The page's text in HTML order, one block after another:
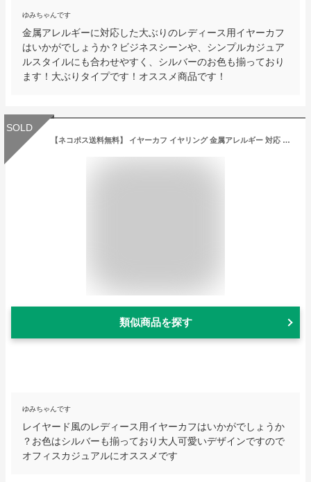
ゆみちゃんです
金属アレルギーに対応した大ぶりのレディース用イヤーカフ
はいかがでしょうか？ビジネスシーンや、シンプルカジュア
ルスタイルにも合わせやすく、シルバーのお色も揃っており
ます！大ぶりタイプです！オススメ商品です！
SOLD
【ネコポス送料無料】 イヤーカフ イヤリング 金属アレルギー 対応 ウェアリング 片耳用 キュービックジルコニア パール レイヤード風 重ねづけ 重ね着け 重ね付け 大ぶり ゴールド シルバー 可愛い 大人 レディース 女性
類似商品を探す
ゆみちゃんです
レイヤード風のレディース用イヤーカフはいかがでしょうか
？お色はシルバーも揃っており大人可愛いデザインですので
オフィスカジュアルにオススメです